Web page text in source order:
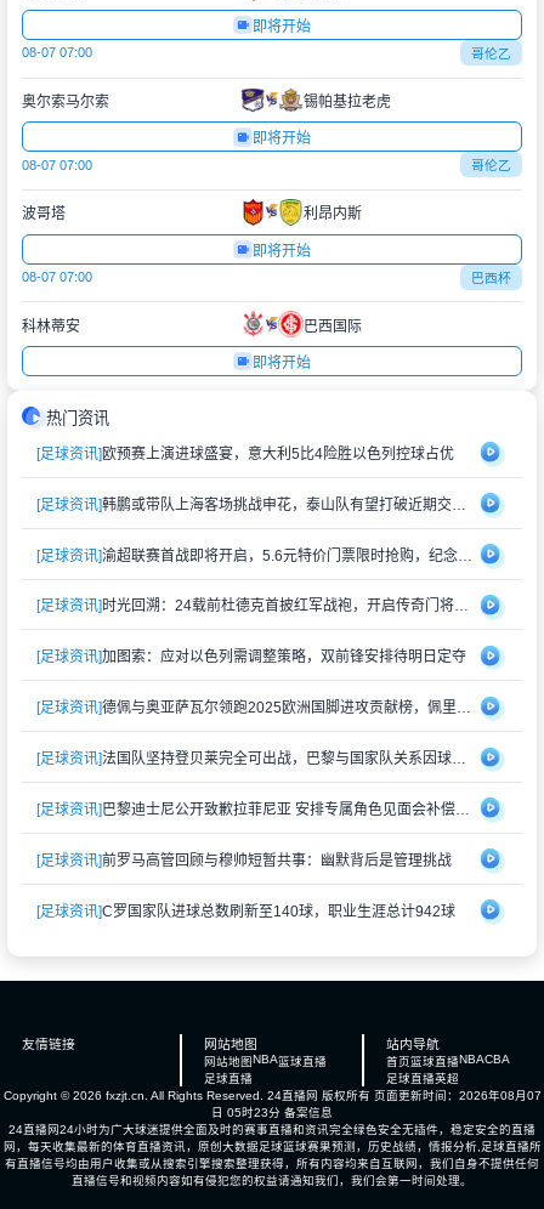
即将开始
08-07 07:00 哥伦乙
奥尔索马尔索 锡帕基拉老虎
即将开始
08-07 07:00 哥伦乙
波哥塔 利昂内斯
即将开始
08-07 07:00 巴西杯
科林蒂安 巴西国际
即将开始
热门资讯
[足球资讯]欧预赛上演进球盛宴，意大利5比4险胜以色列控球占优
[足球资讯]
[足球资讯] 渝超联赛首战即将开启，5.6元特价门票限时抢购，纪念礼品同步赠送
[足球资讯] 时光回溯：24载前杜德克首披红军战袍，开启传奇门将生涯
[足球资讯]加图索：应对以色列需调整策略，双前锋安排待明日定夺
[足球资讯] 德佩与奥亚萨瓦尔领跑2025欧洲国脚进攻贡献榜，佩里西奇紧随其后
[足球资讯] 法国队坚持登贝莱完全可出战，巴黎与国家队关系因球员伤情再度紧张
[足球资讯] 巴黎迪士尼公开致歉拉菲尼亚 安排专属角色见面会补偿受冷落经历
[足球资讯]前罗马高管回顾与穆帅短暂共事：幽默背后是管理挑战
[足球资讯]C罗国家队进球总数刷新至140球，职业生涯总计942球
友情链接 网站地图
网站地图 NBA篮球直播
足球直播
站内导航
首页篮球直播NBACBA
足球直播英超
Copyright © 2026 fxzjt.cn. All Rights Reserved. 24直播网 版权所有 页面更新时间：2026年08月07
日 05时23分 备案信息
24直播网24小时为广大球迷提供全面及时的赛事直播和资讯完全绿色安全无插件，稳定安全的直播
网，每天收集最新的体育直播资讯，原创大数据足球篮球赛果预测，历史战绩，情报分析,足球直播所
有直播信号均由用户收集或从搜索引擎搜索整理获得，所有内容均来自互联网，我们自身不提供任何
直播信号和视频内容如有侵犯您的权益请通知我们，我们会第一时间处理。